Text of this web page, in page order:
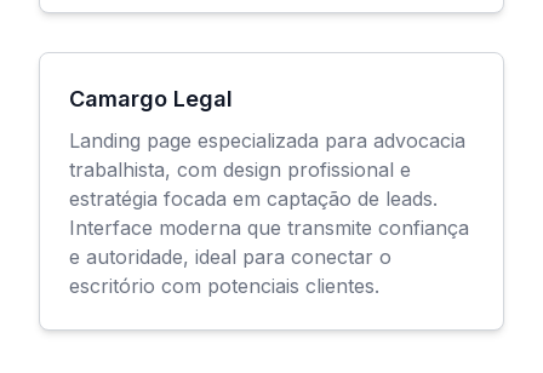
Camargo Legal
Landing page especializada para advocacia
trabalhista, com design profissional e
estratégia focada em captação de leads.
Interface moderna que transmite confiança
e autoridade, ideal para conectar o
escritório com potenciais clientes.